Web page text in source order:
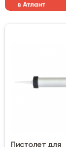
Пистолет для